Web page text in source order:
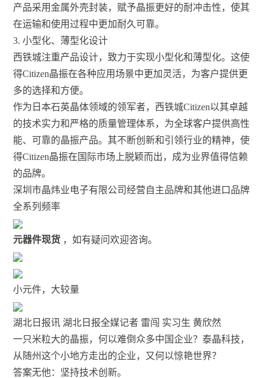
产品采用金属外壳封装，赋予晶振更好的耐冲击性，使其
在运输和使用过程中更加耐久可靠。
3. 小型化、薄型化设计
西铁城注重产品设计，致力于实现小型化和薄型化。这使
得Citizen晶振在各种应用场景中更加灵活，为客户提供更
多的选择和方便。
作为日本石英晶体领域的领军者，西铁城Citizen以其卓越
的技术实力和严格的质量管理体系，为全球客户提供高性
能、可靠的晶振产品。其不断创新和引领行业的精神，使
得Citizen晶振在国际市场上脱颖而出，成为业界值得信赖
的品牌。
深圳市晶炜业电子有限公司经营自主品牌和其他进口品牌
全系列频率
元器件现货 ，如有疑问欢迎咨询。
小元件，大较量
湖北日报讯 湖北日报全媒记者 雷闯 实习生 黄欣然
一只米粒大的晶振，何以难倒众多中国企业？泰晶科技，
从随州这个小地方走出的企业，又何以惊艳世界？
答案无他：坚持技术创新。